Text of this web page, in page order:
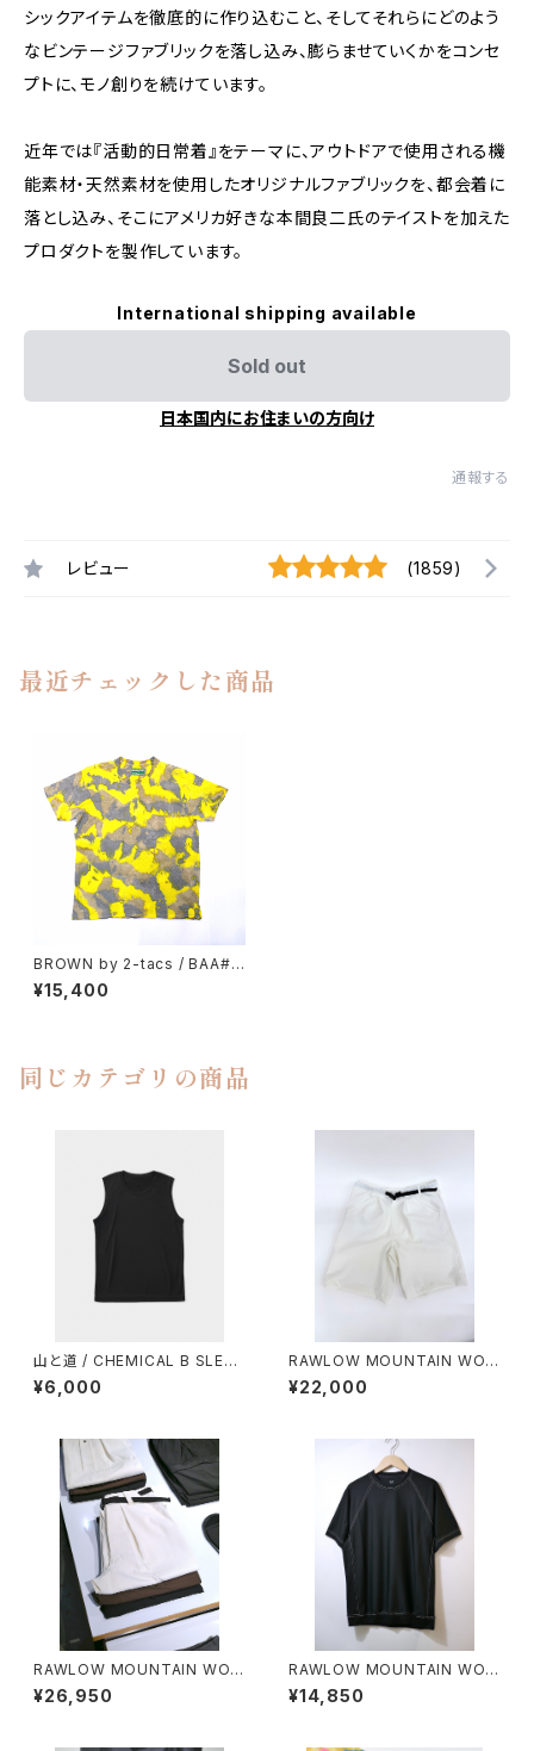
シックアイテムを徹底的に作り込むこと、そしてそれらにどのよう
なビンテージファブリックを落し込み、膨らませていくかをコンセ
プトに、モノ創りを続けています。
近年では『活動的日常着』をテーマに、アウトドアで使用される機
能素材・天然素材を使用したオリジナルファブリックを、都会着に
落とし込み、そこにアメリカ好きな本間良二氏のテイストを加えた
プロダクトを製作しています。
International shipping available
Sold out
日本国内にお住まいの方向け
通報する
レビュー (1859)
最近チェックした商品
BROWN by 2-tacs / BAA#1
POCKET
¥15,400
同じカテゴリの商品
山と道 / CHEMICAL B SLEEV
ELESS（MEN）
¥6,000
RAWLOW MOUNTAIN WOR
KS / HIKER GURKHA PANTS
¥22,000
RAWLOW MOUNTAIN WOR
KS / HIKER BAKER PANTS
¥26,950
RAWLOW MOUNTAIN WOR
KS / DAD LITE CREW
¥14,850